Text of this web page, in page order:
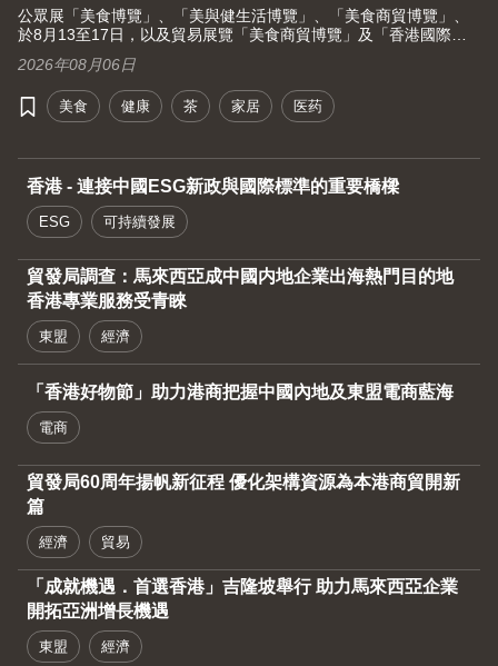
活大健康之旅！
公眾展「美食博覽」、「美與健生活博覽」、「美食商貿博覽」、
於8月13至17日，以及貿易展覽「美食商貿博覽」及「香港國際茶
面開放予業內人士及持票公眾進場。由現代化中醫藥國際協會聯同
香港貿發局及十大科研機構攜手舉辦的國際現代化中醫藥及健康產
品會議（中醫藥會議）亦於8月13至15日舉行。
2026年08月06日
美食 健康 茶 家居 医药
香港 - 連接中國ESG新政與國際標準的重要橋樑
ESG 可持續發展
貿發局調查：馬來西亞成中國内地企業出海熱門目的地
香港專業服務受青睞
東盟 經濟
「香港好物節」助力港商把握中國內地及東盟電商藍海
電商
貿發局60周年揚帆新征程 優化架構資源為本港商貿開新
篇
經濟 貿易
「成就機遇．首選香港」吉隆坡舉行 助力馬來西亞企業
開拓亞洲增長機遇
東盟 經濟